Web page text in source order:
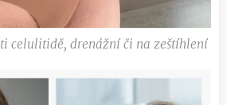
celulitidě, drenážní či na zeštíhlení